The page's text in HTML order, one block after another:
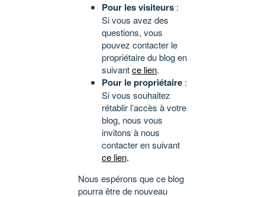
Pour les visiteurs :
Si vous avez des
questions, vous
pouvez contacter le
propriétaire du blog en
suivantce lien.
Pour le propriétaire :
Si vous souhaitez
rétablir l’accès à votre
blog, nous vous
invitons à nous
contacter en suivant
ce lien.
Nous espérons que ce blog
pourra être de nouveau